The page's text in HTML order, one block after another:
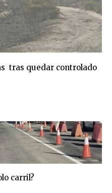
tras quedar controlado
carril?